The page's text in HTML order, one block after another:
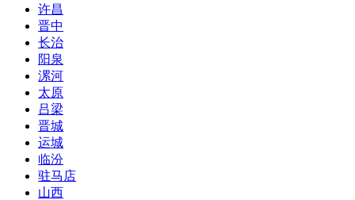
许昌
晋中
长治
阳泉
漯河
太原
吕梁
晋城
运城
临汾
驻马店
山西